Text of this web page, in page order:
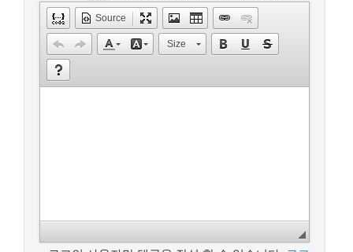
Source
Size